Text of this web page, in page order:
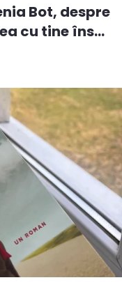
Bot, despre
cu tine îns...